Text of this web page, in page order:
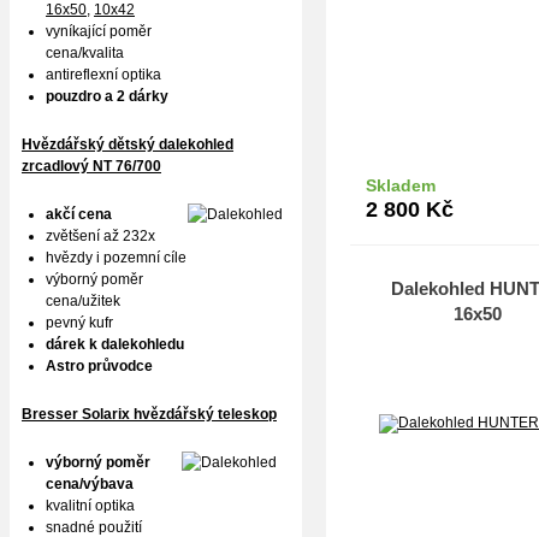
Skladem
2 800 Kč
Dalekohled
16x50
16x50, 10x42
vyníkající poměr
cena/kvalita
antireflexní optika
pouzdro a 2 dárky
Hvězdářský dětský dalekohled
zrcadlový NT 76/700
akčí cena
zvětšení až 232x
hvězdy i pozemní cíle
výborný poměr
cena/užitek
pevný kufr
dárek k dalekohledu
Astro průvodce
Bresser Solarix hvězdářský teleskop
výborný poměr
cena/výbava
kvalitní optika
snadné použití